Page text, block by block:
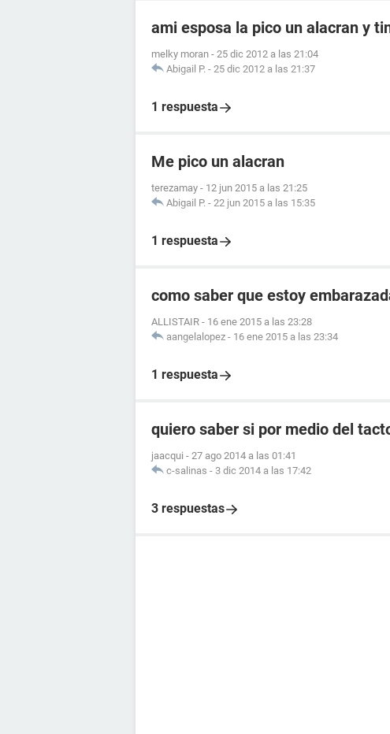
ami esposa la pico un alacran y
melky moran - 25 dic 2012 a las 21:04
Abigail P. - 25 dic 2012 a las 21:37
1 respuesta
Me pico un alacran
terezamay - 12 jun 2015 a las 21:25
Abigail P. - 22 jun 2015 a las 15:35
1 respuesta
como saber que estoy
ALLISTAIR - 16 ene 2015 a las 23:28
aangelalopez - 16 ene 2015 a las 23:34
1 respuesta
quiero saber si por medio del
jaacqui - 27 ago 2014 a las 01:41
c-salinas - 3 dic 2014 a las 17:42
3 respuestas